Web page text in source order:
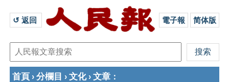
↺ 返回 電子報 简体版
首頁 › 分欄目 › 文化› 文章 ：